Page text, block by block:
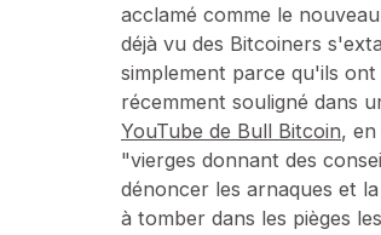
acclamé comme le
déjà vu des Bitcoiners
simplement parce qu'ils
récemment souligné dans
YouTube de Bull Bitcoin,
"vierges donnant des
dénoncer les arnaques et
à tomber dans les pièges